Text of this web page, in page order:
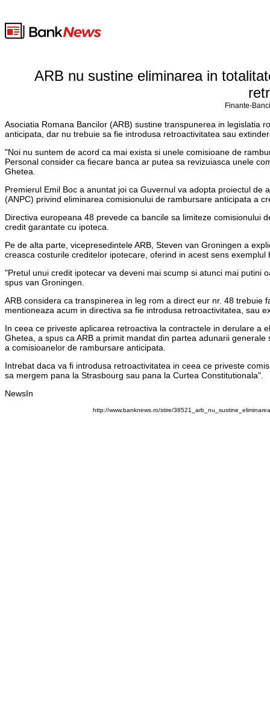
ARB nu sustine eliminarea in
Finante-
Asociatia Romana Bancilor (ARB) sustine transpunerea in legislatia
anticipata, dar nu trebuie sa fie introdusa retroactivitatea sau
"Noi nu suntem de acord ca mai exista si unele comisioane de
Personal consider ca fiecare banca ar putea sa revizuiasca unele
Ghetea.
Premierul Emil Boc a anuntat joi ca Guvernul va adopta proiectul
(ANPC) privind eliminarea comisionului de rambursare anticipata a
Directiva europeana 48 prevede ca bancile sa limiteze comisionului
credit garantate cu ipoteca.
Pe de alta parte, vicepresedintele ARB, Steven van Groningen a
creasca costurile creditelor ipotecare, oferind in acest sens
"Pretul unui credit ipotecar va deveni mai scump si atunci mai putini
spus van Groningen.
ARB considera ca transpinerea in leg rom a direct eur nr. 48
mentioneaza acum in directiva sa fie introdusa retroactivitatea, sau
In ceea ce priveste aplicarea retroactiva la contractele in derulare a
Ghetea, a spus ca ARB a primit mandat din partea adunarii
a comisioanelor de rambursare anticipata.
Intrebat daca va fi introdusa retroactivitatea in ceea ce priveste
sa mergem pana la Strasbourg sau pana la Curtea Constitutionala".
NewsIn
http://www.banknews.ro/stire/